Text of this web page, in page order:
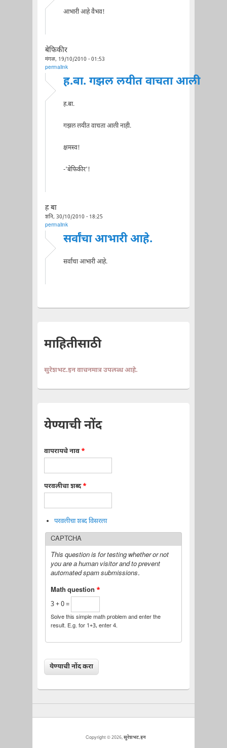
आभारी आहे वैभव!
बेफिकीर
मंगळ, 19/10/2010 - 01:53
permalink
ह.बा. गझल लयीत वाचता आली
ह.बा.
गझल लयीत वाचता आली नाही.
क्षमस्व!
-'बेफिकीर'!
ह बा
शनि, 30/10/2010 - 18:25
permalink
सर्वांचा आभारी आहे.
सर्वांचा आभारी आहे.
माहितीसाठी
सुरेशभट.इन वाचनमात्र उपलब्ध आहे.
येण्याची नोंद
वापरायचे नाव *
परवलीचा शब्द*
परवलीचा शब्द विसरला
CAPTCHA
This question is for testing whether or not
you are a human visitor and to prevent
automated spam submissions.
Math question *
3 + 0 =
Solve this simple math problem and enter the
result. E.g. for 1+3, enter 4.
Copyright © 2026,सुरेशभट.इन